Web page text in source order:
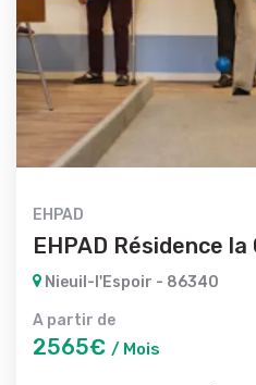
EHPAD
EHPAD Résidence
Nieuil-l'Espoir - 86340
A partir de
2565€ / Mois